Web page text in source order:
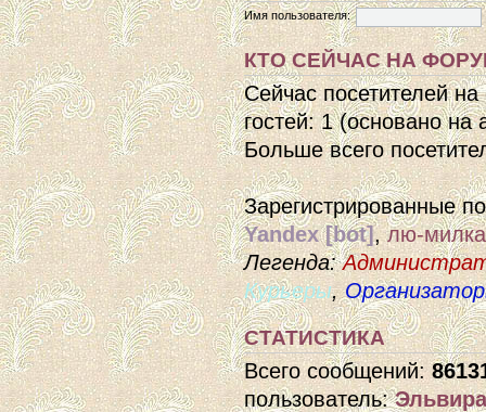
Имя пользователя:
КТО СЕЙЧАС НА
Сейчас посетителей
гостей: 1 (основано на
Больше всего
Зарегистрированные
Yandex [bot],лю-милка
Легенда:
Курьеры,
СТАТИСТИКА
Всего сообщений:
пользователь: